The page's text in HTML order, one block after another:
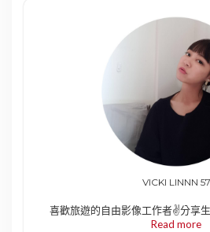
VICKI LINNN 57
喜歡旅遊的自由影像工作者✌️分享
Read more